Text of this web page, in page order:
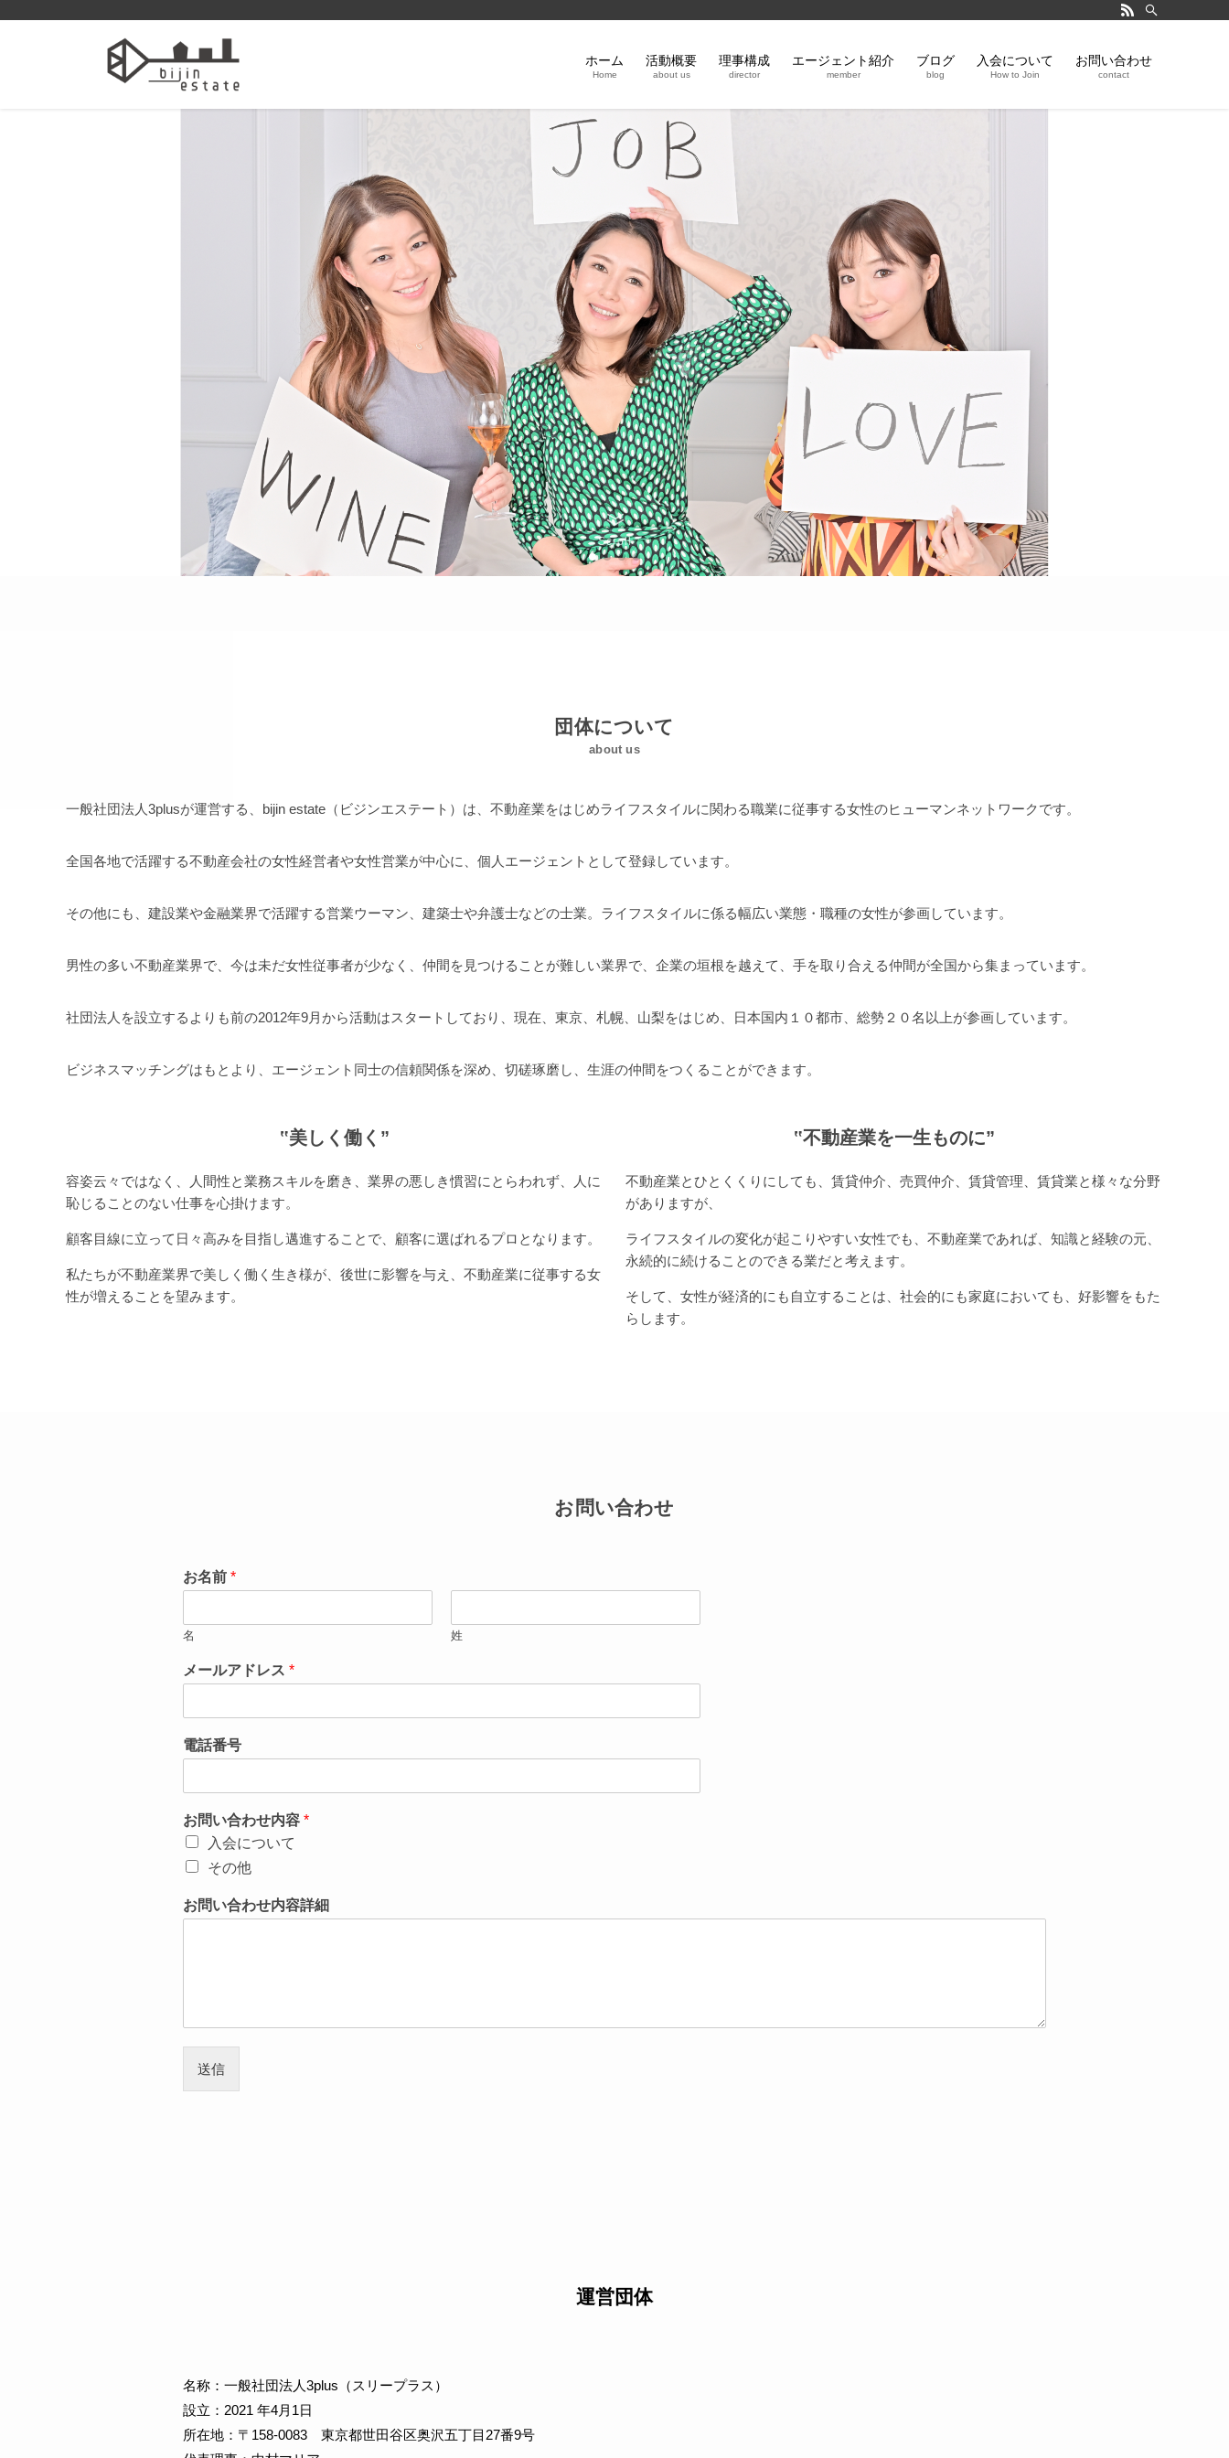
ホーム
Home
活動概要
about us
理事構成
director
エージェント紹介
member
ブログ
blog
入会について
How to Join
お問い合わせ
contact
Scroll
団体について
about us
一般社団法人3plusが運営する、bijin estate（ビジンエステート）は、不動産業をはじめライフスタイルに関わる職業に従事する女性のヒューマンネットワークです。
全国各地で活躍する不動産会社の女性経営者や女性営業が中心に、個人エージェントとして登録しています。
その他にも、建設業や金融業界で活躍する営業ウーマン、建築士や弁護士などの士業。ライフスタイルに係る幅広い業態・職種の女性が参画しています。
男性の多い不動産業界で、今は未だ女性従事者が少なく、仲間を見つけることが難しい業界で、企業の垣根を越えて、手を取り合える仲間が全国から集まっています。
社団法人を設立するよりも前の2012年9月から活動はスタートしており、現在、東京、札幌、山梨をはじめ、日本国内１０都市、総勢２０名以上が参画しています。
ビジネスマッチングはもとより、エージェント同士の信頼関係を深め、切磋琢磨し、生涯の仲間をつくることができます。
‟美しく働く”
容姿云々ではなく、人間性と業務スキルを磨き、業界の悪しき慣習にとらわれず、人に
恥じることのない仕事を心掛けます。
顧客目線に立って日々高みを目指し邁進することで、顧客に選ばれるプロとなります。
私たちが不動産業界で美しく働く生き様が、後世に影響を与え、不動産業に従事する女
性が増えることを望みます。
‟不動産業を一生ものに”
不動産業とひとくくりにしても、賃貸仲介、売買仲介、賃貸管理、賃貸業と様々な分野
がありますが、
ライフスタイルの変化が起こりやすい女性でも、不動産業であれば、知識と経験の元、
永続的に続けることのできる業だと考えます。
そして、女性が経済的にも自立することは、社会的にも家庭においても、好影響をもた
らします。
お問い合わせ
お名前 *
名 姓
メールアドレス *
電話番号
お問い合わせ内容 *
入会について
その他
お問い合わせ内容詳細
送信
運営団体
名称：一般社団法人3plus（スリープラス）
設立：2021 年4月1日
所在地：〒158-0083 東京都世田谷区奥沢五丁目27番9号